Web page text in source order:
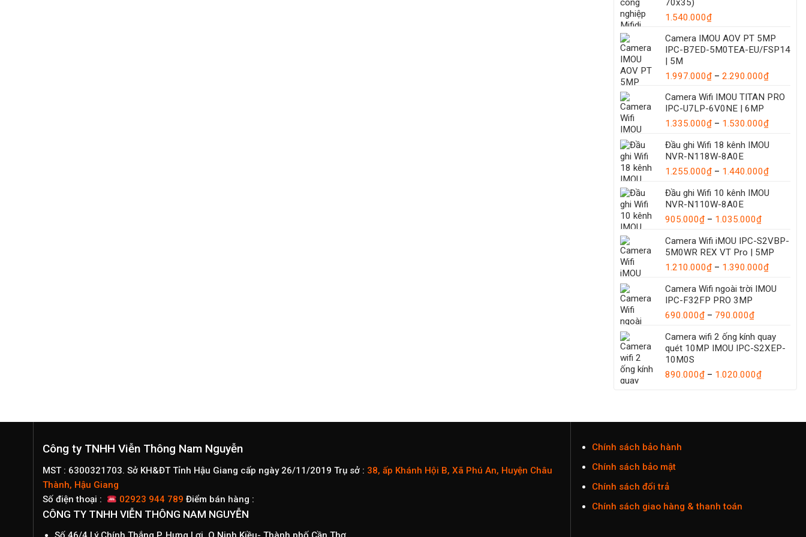
70x35)
1.540.000₫
Camera IMOU AOV PT 5MP
IPC-B7ED-5M0TEA-EU/FSP14
| 5M
1.997.000₫ – 2.290.000₫Khoảng
từ
đến
Camera Wifi IMOU TITAN PRO
IPC-U7LP-6V0NE | 6MP
1.335.000₫ – 1.530.000₫Khoảng
từ
đến
Đầu ghi Wifi 18 kênh IMOU
NVR-N118W-8A0E
1.255.000₫ – 1.440.000₫Khoảng
từ
Đầu ghi Wifi 10 kênh IMOU
NVR-N110W-8A0E
905.000₫ – 1.035.000₫Khoảng
từ
905.000₫
đến
Camera Wifi iMOU IPC-S2VBP-
5M0WR REX VT Pro | 5MP
1.210.000₫ – 1.390.000₫Khoảng
từ
Camera Wifi ngoài trời IMOU
IPC-F32FP PRO 3MP
690.000₫ – 790.000₫Khoảng
từ
690.000₫
790.000₫
Camera wifi 2 ống kính quay
quét 10MP IMOU IPC-S2XEP-
10M0S
890.000₫ – 1.020.000₫Khoảng
đến
Công ty TNHH Viễn Thông Nam Nguyễn
MST : 6300321703. Sở KH&ĐT Tỉnh Hậu Giang cấp ngày 26/11/2019 Trụ sở : 38, ấp Khánh Hội B, Xã Phú An, Huyện Châu
Thành, Hậu Giang
Số điện thoại :
02923 944 789 Điểm bán hàng :
CÔNG TY TNHH VIỄN THÔNG NAM NGUYỄN
Chính sách bảo hành
Chính sách bảo mật
Chính sách đổi trả
Chính sách giao hàng & thanh toán